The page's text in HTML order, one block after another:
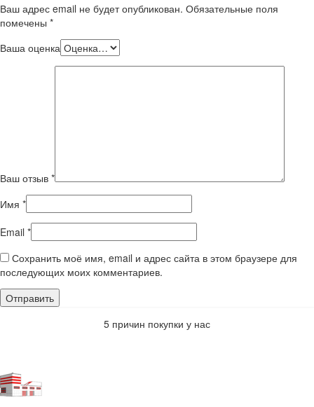
Ваш адрес email не будет опубликован. Обязательные поля
помечены *
Ваша оценка
Ваш отзыв *
Имя *
Email *
Сохранить моё имя, email и адрес сайта в этом браузере для
последующих моих комментариев.
5 причин покупки у нас